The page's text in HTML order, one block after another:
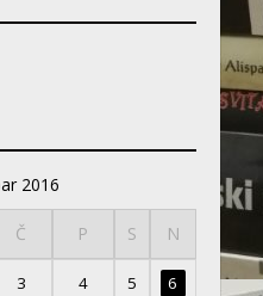
2016
Č P S N
3 4 5 6